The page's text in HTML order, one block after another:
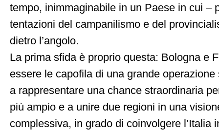
tempo, inimmaginabile in un Paese in cui –
tentazioni del campanilismo e del
dietro l’angolo.
La prima sfida è proprio questa: Bologna e
essere le capofila di una grande
a rappresentare una chance straordinaria
più ampio e a unire due regioni in una
complessiva, in grado di coinvolgere l’Italia